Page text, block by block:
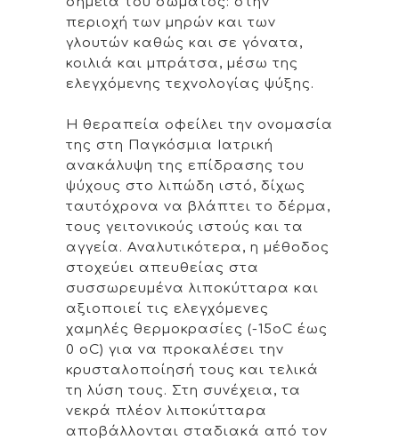
περιοχή των μηρών και των
γλουτών καθώς και σε γόνατα,
κοιλιά και μπράτσα, μέσω της
ελεγχόμενης τεχνολογίας ψύξης.
Η θεραπεία οφείλει την ονομασία
της στη Παγκόσμια Ιατρική
ανακάλυψη της επίδρασης του
ψύχους στο λιπώδη ιστό, δίχως
ταυτόχρονα να βλάπτει το δέρμα,
τους γειτονικούς ιστούς και τα
αγγεία. Αναλυτικότερα, η μέθοδος
στοχεύει απευθείας στα
συσσωρευμένα λιποκύτταρα και
αξιοποιεί τις ελεγχόμενες
χαμηλές θερμοκρασίες (-15oC έως
0 oC) για να προκαλέσει την
κρυσταλοποίησή τους και τελικά
τη λύση τους. Στη συνέχεια, τα
νεκρά πλέον λιποκύτταρα
αποβάλλονται σταδιακά από τον